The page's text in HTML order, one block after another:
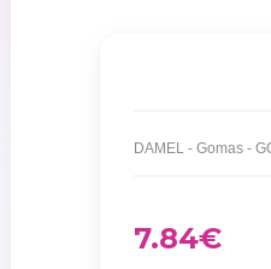
DAMEL - Gomas -
7.84€